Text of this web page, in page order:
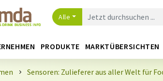
Alle
PRODUKTE MARKTÜBERSICHTEN
Sensoren: Zulieferer aus aller Welt für